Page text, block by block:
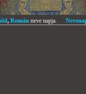
, Románneve napja.